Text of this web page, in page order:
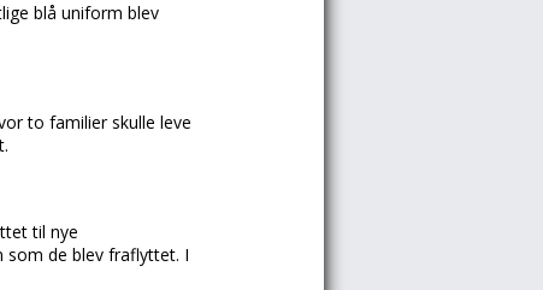
blå uniform blev
to familier skulle leve
til nye
som de blev fraflyttet. I